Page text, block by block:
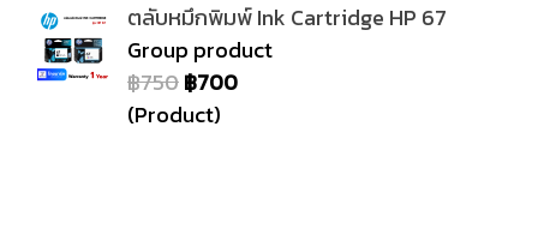
ตลับหมึกพิมพ์ Ink Cartridge HP 67
Group product
฿750฿700
(Product)